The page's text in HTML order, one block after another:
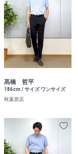
髙橋 哲平
186cm / サイズ ワンサイズ
秋葉原店